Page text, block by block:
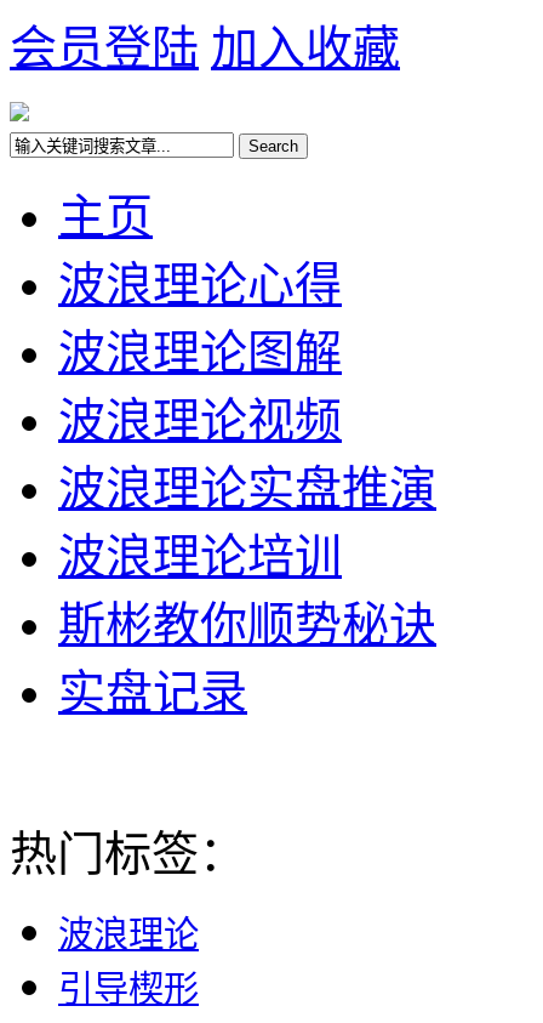
会员登陆 加入收藏
主页
波浪理论心得
波浪理论图解
波浪理论视频
波浪理论实盘推演
波浪理论培训
斯彬教你顺势秘诀
实盘记录
热门标签：
波浪理论
引导楔形